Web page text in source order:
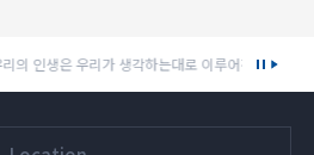
의 인생은 우리가 생각하는대로 이루어진다. 지금